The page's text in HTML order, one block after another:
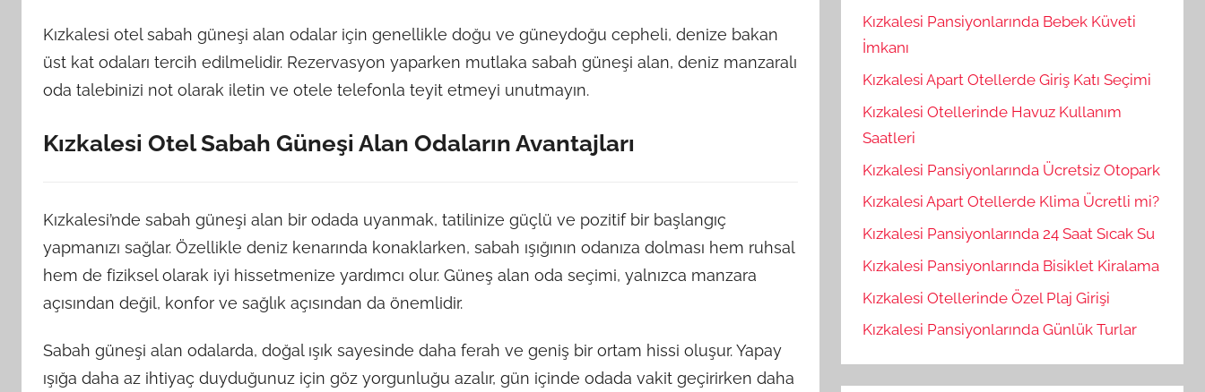
Kızkalesi otel sabah güneşi alan odalar için genellikle doğu ve güneydoğu cepheli, denize bakan
üst kat odaları tercih edilmelidir. Rezervasyon yaparken mutlaka sabah güneşi alan, deniz manzaralı
oda talebinizi not olarak iletin ve otele telefonla teyit etmeyi unutmayın.
Kızkalesi Otel Sabah Güneşi Alan Odaların Avantajları
Kızkalesi’nde sabah güneşi alan bir odada uyanmak, tatilinize güçlü ve pozitif bir başlangıç
yapmanızı sağlar. Özellikle deniz kenarında konaklarken, sabah ışığının odanıza dolması hem ruhsal
hem de fiziksel olarak iyi hissetmenize yardımcı olur. Güneş alan oda seçimi, yalnızca manzara
açısından değil, konfor ve sağlık açısından da önemlidir.
Sabah güneşi alan odalarda, doğal ışık sayesinde daha ferah ve geniş bir ortam hissi oluşur. Yapay
ışığa daha az ihtiyaç duyduğunuz için göz yorgunluğu azalır, gün içinde odada vakit geçirirken daha
Kızkalesi Pansiyonlarında Bebek Küveti
İmkanı
Kızkalesi Apart Otellerde Giriş Katı Seçimi
Kızkalesi Otellerinde Havuz Kullanım
Saatleri
Kızkalesi Pansiyonlarında Ücretsiz Otopark
Kızkalesi Apart Otellerde Klima Ücretli mi?
Kızkalesi Pansiyonlarında 24 Saat Sıcak Su
Kızkalesi Pansiyonlarında Bisiklet Kiralama
Kızkalesi Otellerinde Özel Plaj Girişi
Kızkalesi Pansiyonlarında Günlük Turlar